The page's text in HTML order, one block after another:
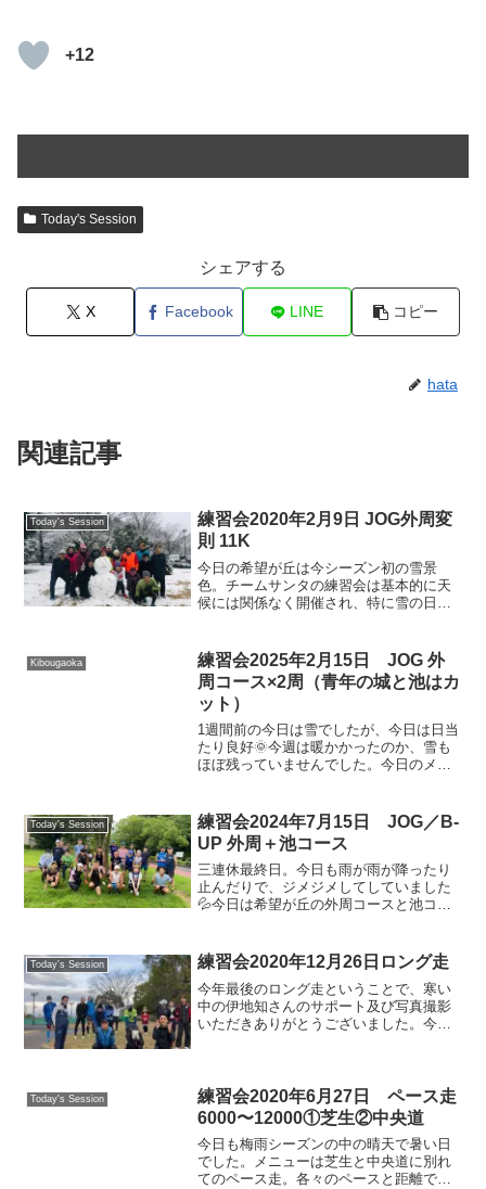
+12
Today's Session
シェアする
X Facebook LINE コピー
hata
関連記事
Today's Session
練習会2020年2月9日 JOG外周変
則 11K
今日の希望が丘は今シーズン初の雪景
色。チームサンタの練習会は基本的に天
候には関係なく開催され、特に雪の日は
で、今日も１７名の参加（２名は写真に
は含まれず）でした。雪が強...
Kibougaoka
練習会2025年2月15日 JOG 外
周コース×2周（青年の城と池はカ
ット）
1週間前の今日は雪でしたが、今日は日当
たり良好🌞今週は暖かかったのか、雪も
ほぼ残っていませんでした。今日のメニ
の外周コースをスタートして中央道につ
き当たる際に、普段は...
Today's Session
練習会2024年7月15日 JOG／B-
UP 外周＋池コース
三連休最終日。今日も雨が雨が降ったり
止んだりで、ジメジメしてしていました
💦今日は希望が丘の外周コースと池コー
の一つです。今日初めて外周コースを走
られた方もいらっしゃっ...
Today's Session 練習会2020年12月26日ロング走
今年最後のロング走ということで、寒い
中の伊地知さんのサポート及び写真撮影
いただきありがとうございました。今日
Today's Session
練習会2020年6月27日 ペース走
6000〜12000①芝生②中央道
今日も梅雨シーズンの中の晴天で暑い日
でした。メニューは芝生と中央道に別れ
てのペース走。各々のペースと距離で良